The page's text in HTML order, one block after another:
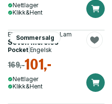
Nettlager
Klikk&Hent
Sommersalg
Elizabeth May, L.R. Lam
Seven Mercies
Pocket| Engelsk
169,-101,-
Nettlager
Klikk&Hent